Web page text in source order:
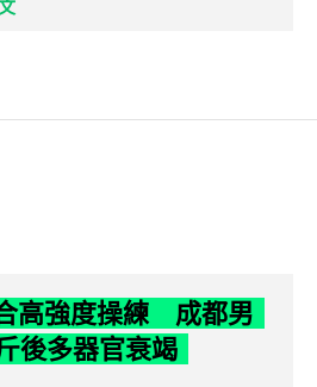
高強度操練 成都男
後多器官衰竭